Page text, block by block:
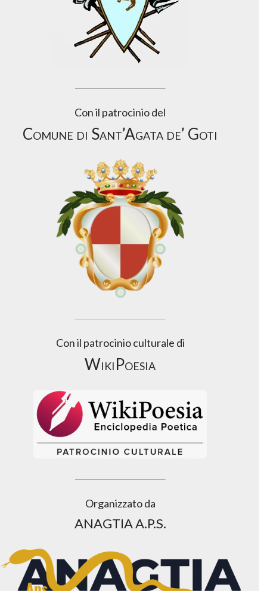
Con il patrocinio del
Comune di Sant’Agata de’ Goti
Con il patrocinio culturale di
WikiPoesia
Organizzato da
ANAGTIA A.P.S.